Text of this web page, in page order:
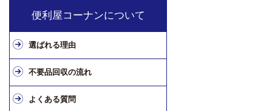
便利屋コーナンについて
選ばれる理由
不要品回収の流れ
よくある質問